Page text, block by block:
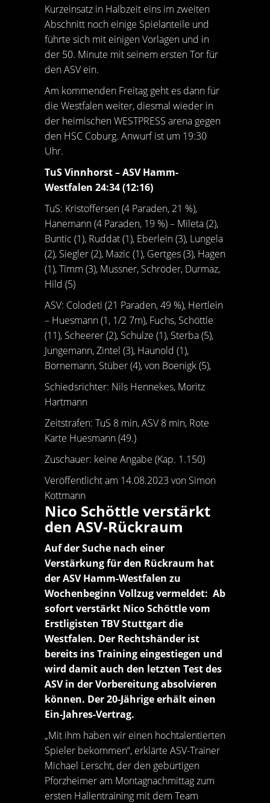
Kurzeinsatz in Halbzeit eins im zweiten
Abschnitt noch einige Spielanteile und
führte sich mit einigen Vorlagen und in
der 50. Minute mit seinem ersten Tor für
den ASV ein.
Am kommenden Freitag geht es dann für
die Westfalen weiter, diesmal wieder in
der heimischen WESTPRESS arena gegen
den HSC Coburg. Anwurf ist um 19:30
Uhr.
TuS Vinnhorst – ASV Hamm-
Westfalen 24:34 (12:16)
TuS: Kristoffersen (4 Paraden, 21 %),
Hanemann (4 Paraden, 19 %) – Mileta (2),
Buntic (1), Ruddat (1), Eberlein (3), Lungela
(2), Siegler (2), Mazic (1), Gertges (3), Hagen
(1), Timm (3), Mussner, Schröder, Durmaz,
Hild (5)
ASV: Colodeti (21 Paraden, 49 %), Hertlein
– Huesmann (1, 1/2 7m), Fuchs, Schöttle
(11), Scheerer (2), Schulze (1), Sterba (5),
Jungemann, Zintel (3), Haunold (1),
Bornemann, Stüber (4), von Boenigk (5),
Schiedsrichter: Nils Hennekes, Moritz
Hartmann
Zeitstrafen: TuS 8 min, ASV 8 min, Rote
Karte Huesmann (49.)
Zuschauer: keine Angabe (Kap. 1.150)
Veröffentlicht am 14.08.2023 von Simon
Kottmann
Nico Schöttle verstärkt
den ASV-Rückraum
Auf der Suche nach einer
Verstärkung für den Rückraum hat
der ASV Hamm-Westfalen zu
Wochenbeginn Vollzug vermeldet: Ab
sofort verstärkt Nico Schöttle vom
Erstligisten TBV Stuttgart die
Westfalen. Der Rechtshänder ist
bereits ins Training eingestiegen und
wird damit auch den letzten Test des
ASV in der Vorbereitung absolvieren
können. Der 20-Jährige erhält einen
Ein-Jahres-Vertrag.
„Mit ihm haben wir einen hochtalentierten
Spieler bekommen“, erklärte ASV-Trainer
Michael Lerscht, der den gebürtigen
Pforzheimer am Montagnachmittag zum
ersten Hallentraining mit dem Team